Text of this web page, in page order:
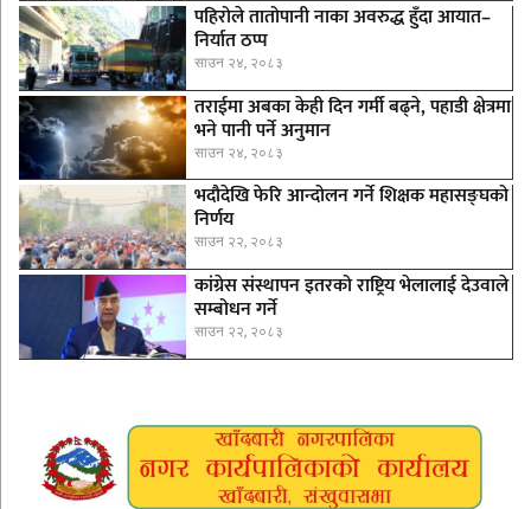
पहिरोले तातोपानी नाका अवरुद्ध हुँदा आयात–
निर्यात ठप्प
साउन २४, २०८३
तराईमा अबका केही दिन गर्मी बढ्ने, पहाडी क्षेत्रमा
भने पानी पर्ने अनुमान
साउन २४, २०८३
भदौदेखि फेरि आन्दोलन गर्ने शिक्षक महासङ्घको
निर्णय
साउन २२, २०८३
कांग्रेस संस्थापन इतरको राष्ट्रिय भेलालाई देउवाले
सम्बोधन गर्ने
साउन २२, २०८३